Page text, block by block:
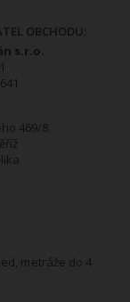
OBCHODU:
s.r.o.
469/8
metráže do 4